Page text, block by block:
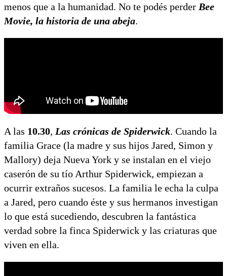
menos que a la humanidad. No te podés perder Bee
Movie, la historia de una abeja.
A las 10.30, Las crónicas de Spiderwick. Cuando la
familia Grace (la madre y sus hijos Jared, Simon y
Mallory) deja Nueva York y se instalan en el viejo
caserón de su tío Arthur Spiderwick, empiezan a
ocurrir extraños sucesos. La familia le echa la culpa
a Jared, pero cuando éste y sus hermanos investigan
lo que está sucediendo, descubren la fantástica
verdad sobre la finca Spiderwick y las criaturas que
viven en ella.